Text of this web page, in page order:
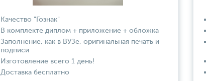
Качество "Гознак"
В комплекте диплом + приложение + обложка
Заполнение, как в ВУЗе, оригинальная печать и
подписи
Изготовление всего 1 день!
Доставка бесплатно